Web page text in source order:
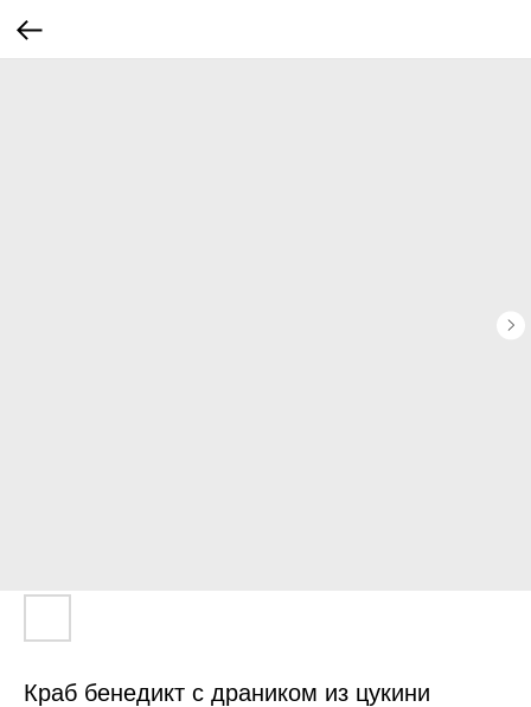
Краб бенедикт с драником из цукини